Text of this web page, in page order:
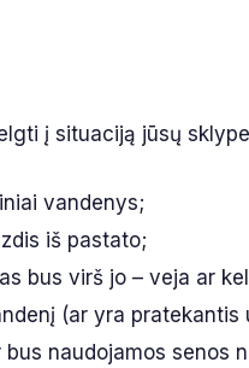
į situaciją jūsų
vandenys;
iš pastato;
bus virš jo – veja ar
(ar yra
naudojamos senos